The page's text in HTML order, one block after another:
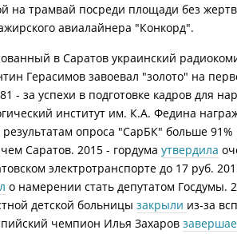
на трамвай посреди площади без
авиалайнера "Конкорд".
в Саратов украинский
Герасимов завоевал "золото" на
- за успехи в подготовке кадров для
институт им. К.А. Федина
опроса "СарБК" больше 91%
Саратов. 2015 - гордума утвердила
электротранспорте до 17 руб.
о намерении стать депутатом Госдумы.
детской больницы закрыли из-за
чемпион Илья Захаров